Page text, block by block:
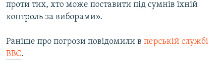
ДОЛУЧАЙСЯ!
проти тих, хто може поставити під сумнів їхній
контроль за виборами».
Раніше про погрози повідомили в перській службі
BBC.